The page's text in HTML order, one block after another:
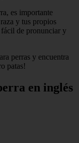
es importante
y tus propios
fácil de pronunciar y
perras y encuentra
patas!
en inglés